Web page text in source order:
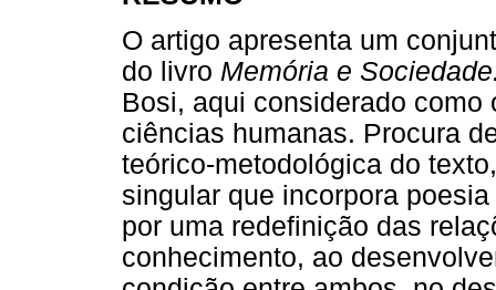
O artigo apresenta um
do livro Memória e
Bosi, aqui considerado
ciências humanas. Procura
teórico-metodológica do
singular que incorpora
por uma redefinição das
conhecimento, ao